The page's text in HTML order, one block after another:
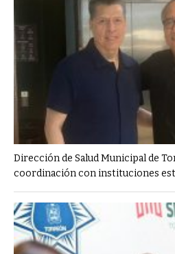
Dirección de Salud Municipal de
coordinación con instituciones